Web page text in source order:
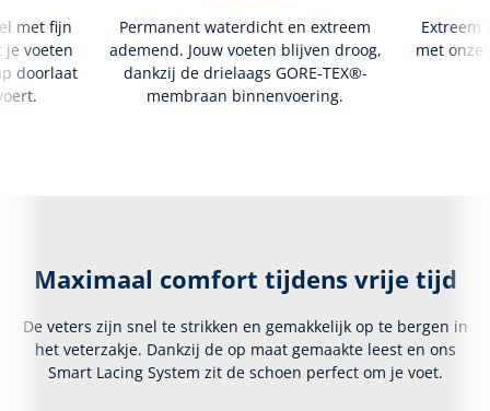
met fijn
je voeten
doorlaat
Permanent waterdicht en extreem
ademend. Jouw voeten blijven droog,
dankzij de drielaags GORE-TEX®-
membraan binnenvoering.
Extreem
met
Maximaal comfort tijdens vrije tijd
De veters zijn snel te strikken en gemakkelijk op te bergen in
het veterzakje. Dankzij de op maat gemaakte leest en ons
Smart Lacing System zit de schoen perfect om je voet.